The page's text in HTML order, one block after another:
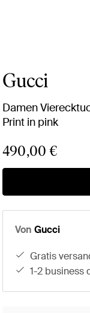
Gucci
Damen
Print in pink
490,00 €
Von Gucci
gratis
1-2 business